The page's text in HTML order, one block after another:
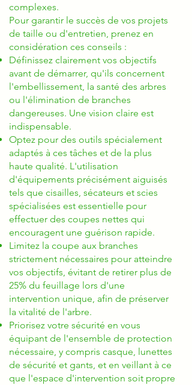
complexes.
Pour garantir le succès de vos projets
de taille ou d'entretien, prenez en
considération ces conseils :
Définissez clairement vos objectifs
avant de démarrer, qu'ils concernent
l'embellissement, la santé des arbres
ou l'élimination de branches
dangereuses. Une vision claire est
indispensable.
Optez pour des outils spécialement
adaptés à ces tâches et de la plus
haute qualité. L'utilisation
d'équipements précisément aiguisés
tels que cisailles, sécateurs et scies
spécialisées est essentielle pour
effectuer des coupes nettes qui
encouragent une guérison rapide.
Limitez la coupe aux branches
strictement nécessaires pour atteindre
vos objectifs, évitant de retirer plus de
25% du feuillage lors d'une
intervention unique, afin de préserver
la vitalité de l'arbre.
Priorisez votre sécurité en vous
équipant de l'ensemble de protection
nécessaire, y compris casque, lunettes
de sécurité et gants, et en veillant à ce
que l'espace d'intervention soit propre